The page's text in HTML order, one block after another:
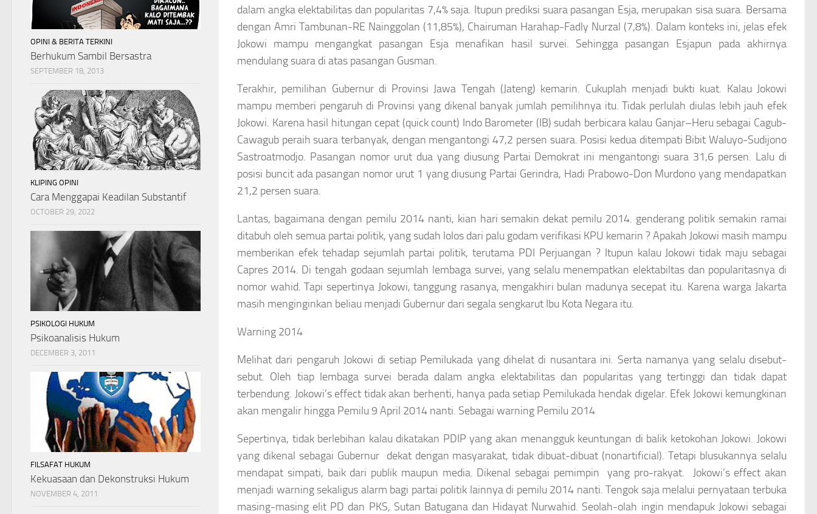
dalam angka elektabilitas dan popularitas 7,4% saja. Itupun prediksi suara pasangan Esja, merupakan sisa suara. Bersama
dengan Amri Tambunan-RE Nainggolan (11,85%), Chairuman Harahap-Fadly Nurzal (7,8%). Dalam konteks ini, jelas efek
Jokowi mampu mengangkat pasangan Esja menafikan hasil survei. Sehingga pasangan Esjapun pada akhirnya
mendulang suara di atas pasangan Gusman.
Terakhir, pemilihan Gubernur di Provinsi Jawa Tengah (Jateng) kemarin. Cukuplah menjadi bukti kuat. Kalau Jokowi
mampu memberi pengaruh di Provinsi yang dikenal banyak jumlah pemilihnya itu. Tidak perlulah diulas lebih jauh efek
Jokowi. Karena hasil hitungan cepat (quick count) Indo Barometer (IB) sudah berbicara kalau Ganjar–Heru sebagai Cagub-
Cawagub peraih suara terbanyak, dengan mengantongi 47,2 persen suara. Posisi kedua ditempati Bibit Waluyo-Sudijono
Sastroatmodjo. Pasangan nomor urut dua yang diusung Partai Demokrat ini mengantongi suara 31,6 persen. Lalu di
posisi buncit ada pasangan nomor urut 1 yang diusung Partai Gerindra, Hadi Prabowo-Don Murdono yang mendapatkan
21,2 persen suara.
Lantas, bagaimana dengan pemilu 2014 nanti, kian hari semakin dekat pemilu 2014. genderang politik semakin ramai
ditabuh oleh semua partai politik, yang sudah lolos dari palu godam verifikasi KPU kemarin ? Apakah Jokowi masih mampu
memberikan efek tehadap sejumlah partai politik, terutama PDI Perjuangan ? Itupun kalau Jokowi tidak maju sebagai
Capres 2014. Di tengah godaan sejumlah lembaga survei, yang selalu menempatkan elektabiltas dan popularitasnya di
nomor wahid. Tapi sepertinya Jokowi, tanggung rasanya, mengakhiri bulan madunya secepat itu. Karena warga Jakarta
masih menginginkan beliau menjadi Gubernur dari segala sengkarut Ibu Kota Negara itu.
Warning 2014
Melihat dari pengaruh Jokowi di setiap Pemilukada yang dihelat di nusantara ini. Serta namanya yang selalu disebut-
sebut. Oleh tiap lembaga survei berada dalam angka elektabilitas dan popularitas yang tertinggi dan tidak dapat
terbendung. Jokowi’s effect tidak akan berhenti, hanya pada setiap Pemilukada hendak digelar. Efek Jokowi kemungkinan
akan mengalir hingga Pemilu 9 April 2014 nanti. Sebagai warning Pemilu 2014
Sepertinya, tidak berlebihan kalau dikatakan PDIP yang akan menangguk keuntungan di balik ketokohan Jokowi. Jokowi
yang dikenal sebagai Gubernur dekat dengan masyarakat, tidak dibuat-dibuat (nonartificial). Tetapi blusukannya selalu
mendapat simpati, baik dari publik maupun media. Dikenal sebagai pemimpin yang pro-rakyat.
Jokowi’s effect akan
menjadi warningsekaligus alarm bagi partai politik lainnya di pemilu 2014 nanti. Tengok saja melalui pernyataan terbuka
masing-masing elit PD dan PKS, Sutan Batugana dan Hidayat Nurwahid. Seolah-olah ingin mendapuk Jokowi sebagai
OPINI & BERITA TERKINI
Berhukum Sambil Bersastra
SEPTEMBER 18, 2013
KLIPING OPINI
Cara Menggapai Keadilan Substantif
OCTOBER 29, 2022
PSIKOLOGI HUKUM
Psikoanalisis Hukum
DECEMBER 3, 2011
FILSAFAT HUKUM
Kekuasaan dan Dekonstruksi Hukum
NOVEMBER 4, 2011